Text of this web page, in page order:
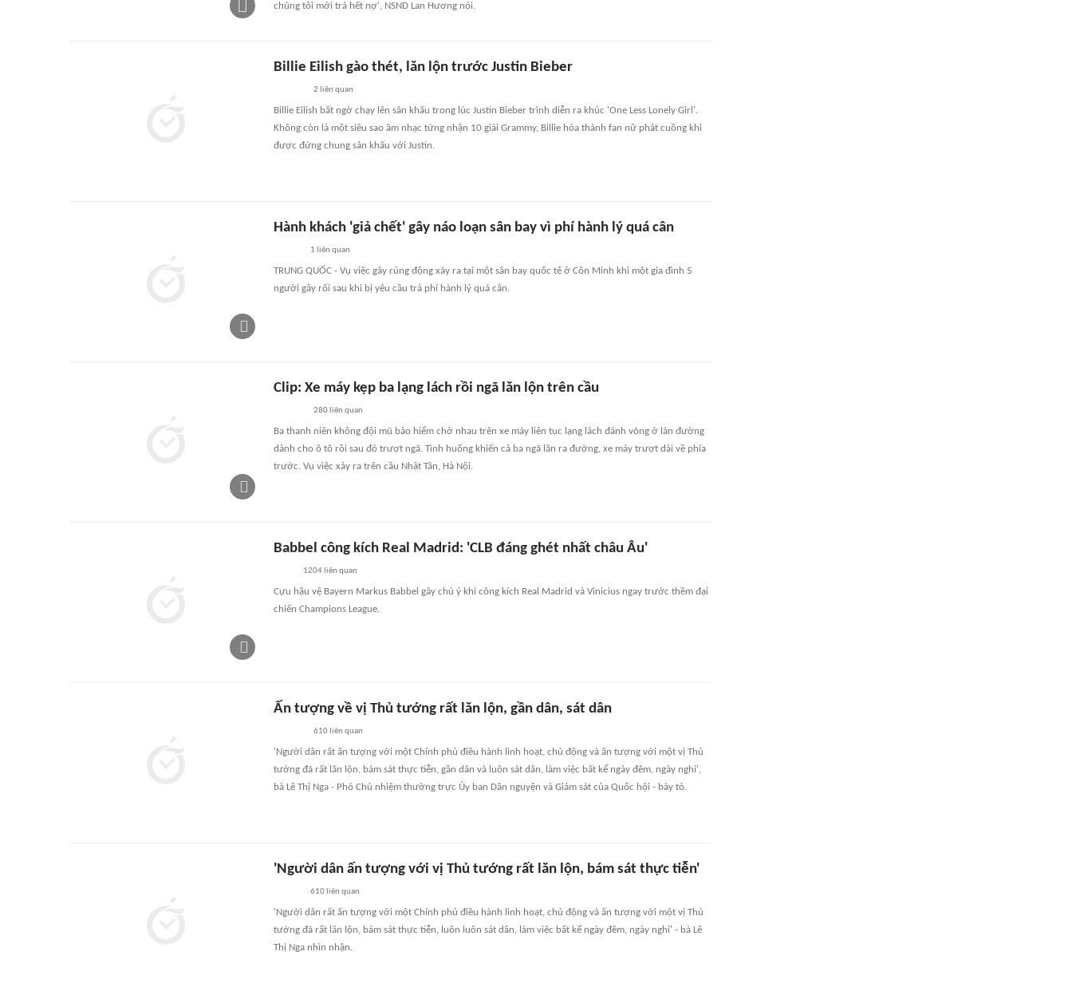
chúng tôi mới trả hết nợ', NSND Lan Hương nói.
Billie Eilish gào thét, lăn lộn trước Justin Bieber
2 liên quan
Billie Eilish bất ngờ chạy lên sân khấu trong lúc Justin Bieber trình diễn ra khúc 'One Less Lonely Girl'.
Không còn là một siêu sao âm nhạc từng nhận 10 giải Grammy, Billie hóa thành fan nữ phát cuồng khi
được đứng chung sân khấu với Justin.
Hành khách 'giả chết' gây náo loạn sân bay vì phí hành lý quá cân
1 liên quan
TRUNG QUỐC - Vụ việc gây rúng động xảy ra tại một sân bay quốc tế ở Côn Minh khi một gia đình 5
người gây rối sau khi bị yêu cầu trả phí hành lý quá cân.
Clip: Xe máy kẹp ba lạng lách rồi ngã lăn lộn trên cầu
280liên quan
Ba thanh niên không đội mũ bảo hiểm chở nhau trên xe máy liên tục lạng lách đánh võng ở làn đường
dành cho ô tô rồi sau đó trượt ngã. Tình huống khiến cả ba ngã lăn ra đường, xe máy trượt dài về phía
trước. Vụ việc xảy ra trên cầu Nhật Tân, Hà Nội.
Babbel công kích Real Madrid: 'CLB đáng ghét nhất châu Âu'
1204liên quan
Cựu hậu vệ Bayern Markus Babbel gây chú ý khi công kích Real Madrid và Vinicius ngay trước thềm đại
chiến Champions League.
Ấn tượng về vị Thủ tướng rất lăn lộn, gần dân, sát dân
610liên quan
'Người dân rất ấn tượng với một Chính phủ điều hành linh hoạt, chủ động và ấn tượng với một vị Thủ
tướng đã rất lăn lộn, bám sát thực tiễn, gần dân và luôn sát dân, làm việc bất kể ngày đêm, ngày nghỉ',
bà Lê Thị Nga - Phó Chủ nhiệm thường trực Ủy ban Dân nguyện và Giám sát của Quốc hội - bày tỏ.
'Người dân ấn tượng với vị Thủ tướng rất lăn lộn, bám sát thực tiễn'
610liên quan
'Người dân rất ấn tượng với một Chính phủ điều hành linh hoạt, chủ động và ấn tượng với một vị Thủ
tướng đã rất lăn lộn, bám sát thực tiễn, luôn luôn sát dân, làm việc bất kể ngày đêm, ngày nghỉ' - bà Lê
Thị Nga nhìn nhận.